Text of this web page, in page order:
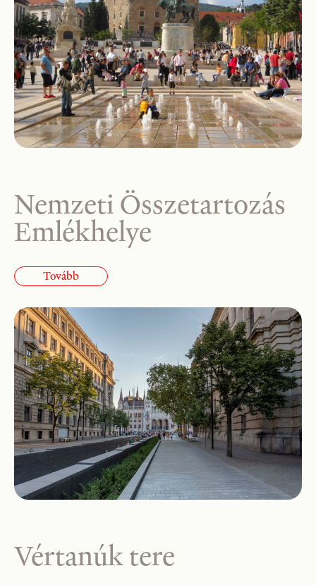
Nemzeti Összetartozás
Emlékhelye
Tovább
Vértanúk tere